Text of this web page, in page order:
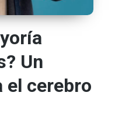
Un
el cerebro